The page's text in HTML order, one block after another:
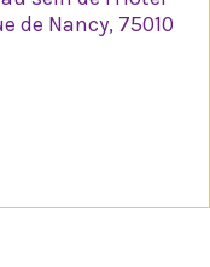
de Nancy, 75010